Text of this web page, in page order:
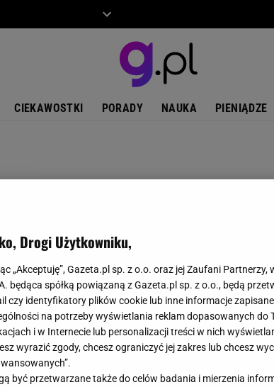
CIEKAWOSTKI PORADY NAUKA PIENIĄDZE
Drogi Użytkowniku,
„Akceptuję”, Gazeta.pl sp. z o.o. oraz jej Zaufani Partnerzy,
będąca spółką powiązaną z Gazeta.pl sp. z o.o., będą
czy identyfikatory plików cookie lub inne informacje
na potrzeby wyświetlania reklam dopasowanych do
i w Internecie lub personalizacji treści w nich
wyrazić zgody, chcesz ograniczyć jej zakres lub chcesz
być przetwarzane także do celów badania i mierzenia